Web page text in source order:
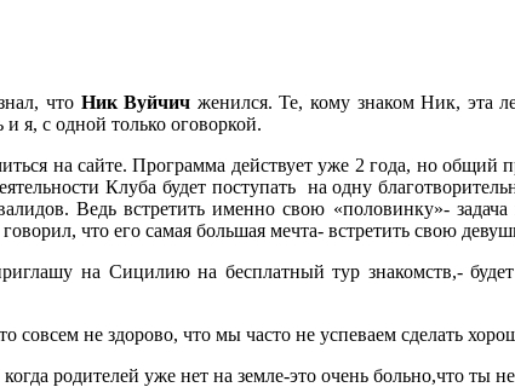
что Ник Вуйчич женился. Те, кому знаком Ник, эта
я, с одной только оговоркой.
на сайте. Программа действует уже 2 года, но общий
Клуба будет поступать на одну
Ведь встретить именно свою «половинку»- задача
что его самая большая мечта- встретить свою
на Сицилию на бесплатный тур знакомств,-
не здорово, что мы часто не успеваем сделать
родителей уже нет на земле-это очень больно,что ты